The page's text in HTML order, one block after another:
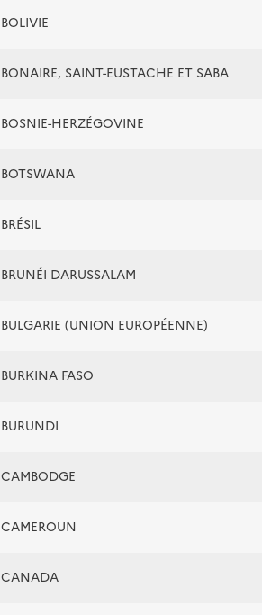
BOLIVIE
BONAIRE, SAINT-EUSTACHE ET SABA
BOSNIE-HERZÉGOVINE
BOTSWANA
BRÉSIL
BRUNÉI DARUSSALAM
BULGARIE (UNION EUROPÉENNE)
BURKINA FASO
BURUNDI
CAMBODGE
CAMEROUN
CANADA